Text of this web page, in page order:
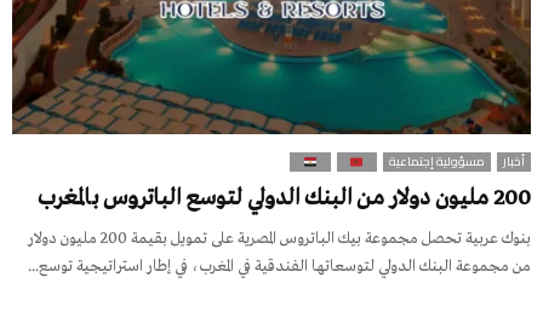
أخبار مسؤولية إجتماعية
200 مليون دولار من البنك الدولي لتوسع الباتروس بالمغرب
بنوك عربية تحصل مجموعة بيك الباتروس المصرية على تمويل بقيمة 200 مليون دولار
من مجموعة البنك الدولي لتوسعاتها الفندقية في المغرب، في إطار استراتيجية توسع...